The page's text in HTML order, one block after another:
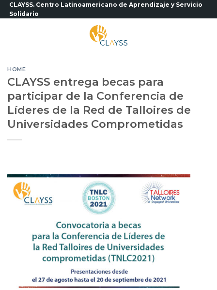
Saltar
al
CLAYSS. Centro Latinoamericano de Aprendizaje y Servicio
Solidario
HOME
CLAYSS entrega becas para
participar de la Conferencia de
Líderes de la Red de Talloires de
Universidades Comprometidas